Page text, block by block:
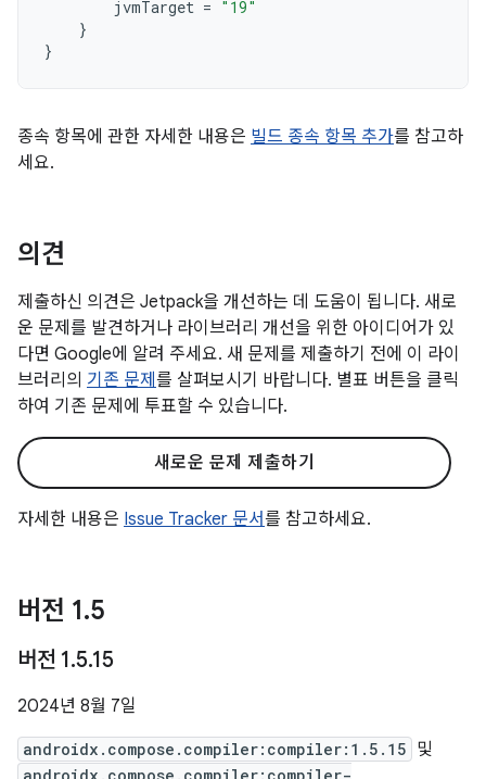
jvmTarget = "19"
}
}
종속 항목에 관한 자세한 내용은 빌드 종속 항목 추가를 참고하
세요.
의견
제출하신 의견은 Jetpack을 개선하는 데 도움이 됩니다. 새로
운 문제를 발견하거나 라이브러리 개선을 위한 아이디어가 있
다면 Google에 알려 주세요. 새 문제를 제출하기 전에 이 라이
브러리의 기존 문제 를 살펴보시기 바랍니다. 별표 버튼을 클릭
하여 기존 문제에 투표할 수 있습니다.
새로운 문제 제출하기
자세한 내용은 Issue Tracker 문서를 참고하세요.
버전 1.5
버전 1.5.15
2024년 8월 7일
androidx.compose.compiler:compiler:1.5.15 및